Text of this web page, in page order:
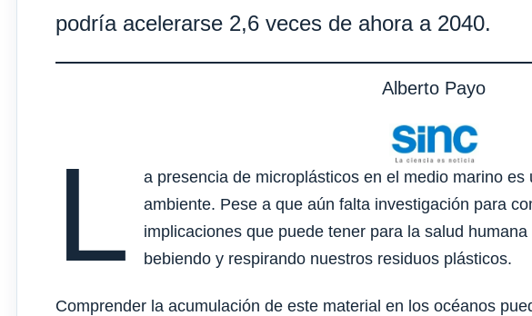
podría acelerarse 2,6 veces de ahora a 2040.
Alberto Payo
L
a presencia de microplásticos en el medio marino
ambiente. Pese a que aún falta investigación para
implicaciones que puede tener para la salud
bebiendo y respirando nuestros residuos plásticos.
Comprender la acumulación de este material en los océanos